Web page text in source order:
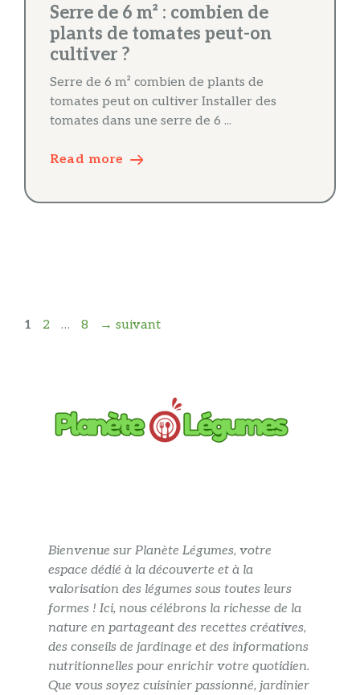
Serre de 6 m² : combien de
plants de tomates peut-on
cultiver ?
Serre de 6 m² combien de plants de
tomates peut on cultiver Installer des
tomates dans une serre de 6 ...
Read more
Page
1 Page
2 … Page
8 → suivant
Bienvenue sur Planète Légumes, votre
espace dédié à la découverte et à la
valorisation des légumes sous toutes leurs
formes ! Ici, nous célébrons la richesse de la
nature en partageant des recettes créatives,
des conseils de jardinage et des informations
nutritionnelles pour enrichir votre quotidien.
Que vous soyez cuisinier passionné, jardinier